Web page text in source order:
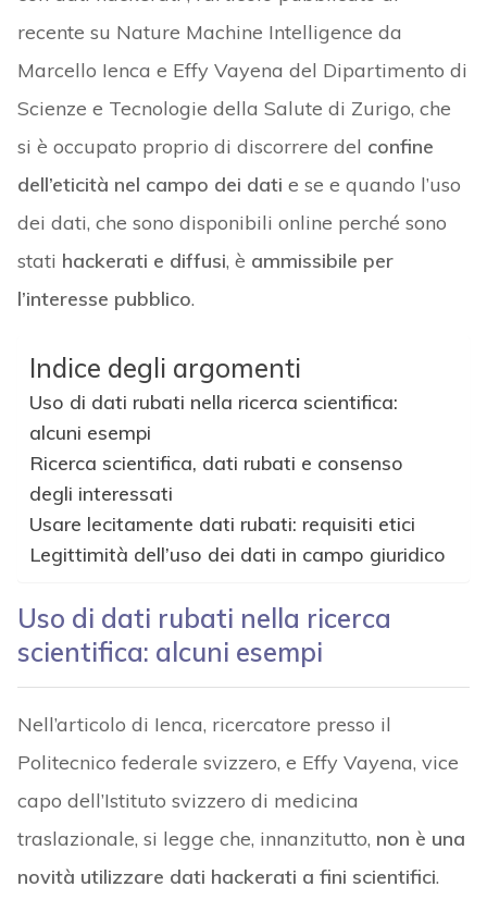
recente su Nature Machine Intelligence da
Marcello Ienca e Effy Vayena del Dipartimento di
Scienze e Tecnologie della Salute di Zurigo, che
si è occupato proprio di discorrere del confine
dell’eticità nel campo dei dati e se e quando l’uso
dei dati, che sono disponibili online perché sono
stati hackerati e diffusi, è ammissibile per
l’interesse pubblico.
Indice degli argomenti
Uso di dati rubati nella ricerca scientifica:
alcuni esempi
Ricerca scientifica, dati rubati e consenso
degli interessati
Usare lecitamente dati rubati: requisiti etici
Legittimità dell’uso dei dati in campo giuridico
Uso di dati rubati nella ricerca
scientifica: alcuni esempi
Nell’articolo di Ienca, ricercatore presso il
Politecnico federale svizzero, e Effy Vayena, vice
capo dell’Istituto svizzero di medicina
traslazionale, si legge che, innanzitutto, non è una
novità utilizzare dati hackerati a fini scientifici.